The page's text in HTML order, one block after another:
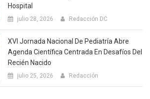
Hospital
julio 28, 2026 Redacción DC
XVI Jornada Nacional De Pediatría Abre
Agenda Científica Centrada En Desafíos Del
Recién Nacido
julio 25, 2026 Redacción